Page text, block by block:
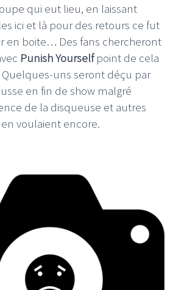
qui eut lieu, en laissant
ici et là pour des retours ce fut
en boite… Des fans chercheront
Punish Yourselfpoint de cela
uns seront déçu par
en fin de show malgré
de la disqueuse et autres
voulaient encore.